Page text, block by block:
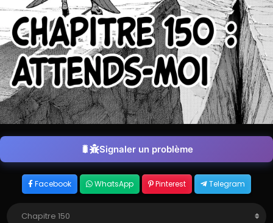
Signaler un problème
Facebook WhatsApp Pinterest Telegram